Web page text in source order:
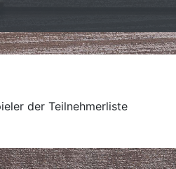
der Teilnehmerliste